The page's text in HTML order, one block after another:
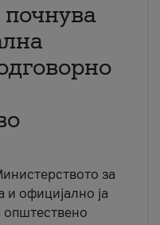
за
и официјално ја
општествено